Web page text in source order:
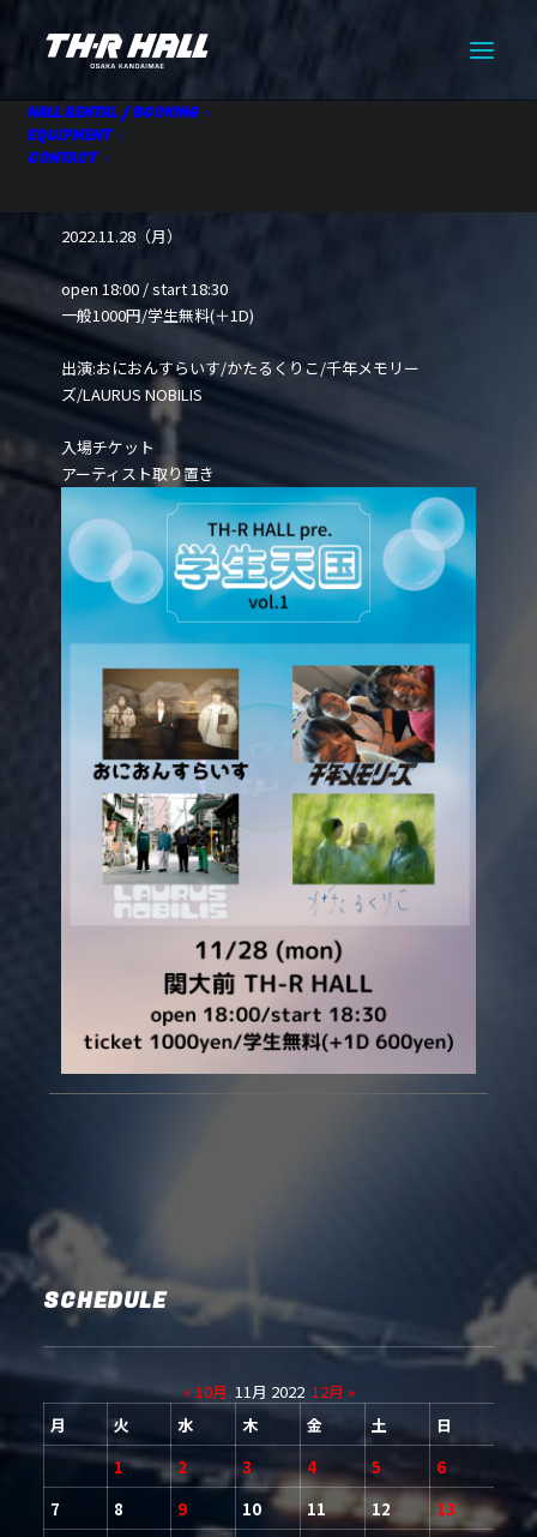
HALL RENTAL / BOOKING
EQUIPMENT
CONTACT
2022.11.28（月）
open 18:00 / start 18:30
一般1000円/学生無料(＋1D)
出演:おにおんすらいす/かたるくりこ/千年メモリー
ズ/LAURUS NOBILIS
入場チケット
アーティスト取り置き
SCHEDULE
« 10月 11月 2022 12月 »
月
火 水 木 金 土
日
1
2 3 4 5
6
7
8 9 10 11 12
13